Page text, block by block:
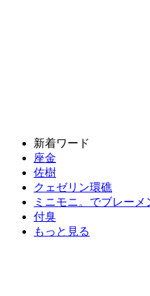
新着ワード
座金
佐樹
クェゼリン環礁
ミニモニ。でブレーメ
付臭
もっと見る